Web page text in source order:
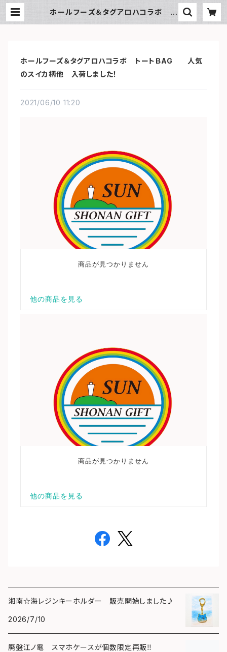
ホールフーズ＆タグアロハコラボ ト
ホールフーズ＆タグアロハコラボ トートＢAG 人気
のスイカ柄他 入荷しました！
2021/06/10 11:20
湘南☆海レジンキーホルダー 販売開始しました♪
2026/7/10
廃盤江ノ電 スマホケースが個数限定再販‼️